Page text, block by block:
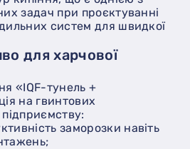
задач при проєктуванні
систем для швидкої
для харчової
«IQF-тунель +
на гвинтових